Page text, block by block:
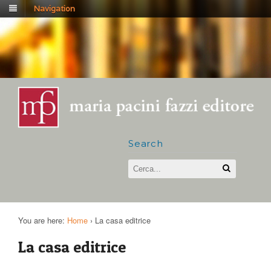
Navigation
Search
You are here: Home › La casa editrice
La casa editrice